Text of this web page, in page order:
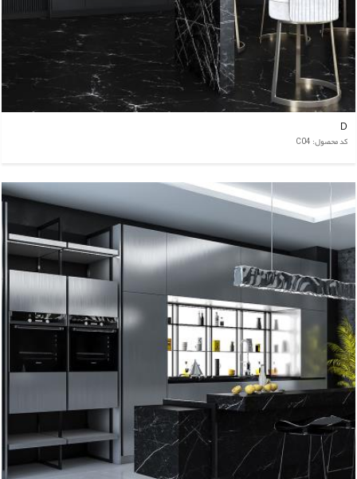
D
کد محصول: C04